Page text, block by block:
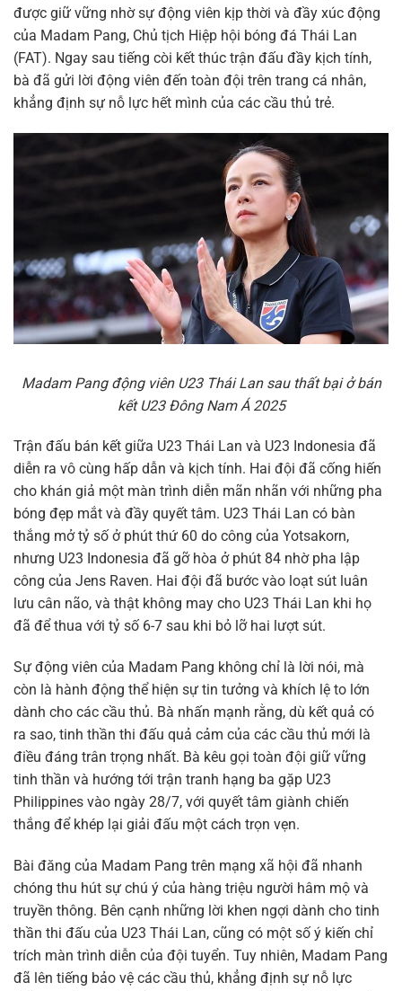
được giữ vững nhờ sự động viên kịp thời và đầy xúc động
của Madam Pang, Chủ tịch Hiệp hội bóng đá Thái Lan
(FAT). Ngay sau tiếng còi kết thúc trận đấu đầy kịch tính,
bà đã gửi lời động viên đến toàn đội trên trang cá nhân,
khẳng định sự nỗ lực hết mình của các cầu thủ trẻ.
Madam Pang động viên U23 Thái Lan sau thất bại ở bán
kết U23 Đông Nam Á 2025
Trận đấu bán kết giữa U23 Thái Lan và U23 Indonesia đã
diễn ra vô cùng hấp dẫn và kịch tính. Hai đội đã cống hiến
cho khán giả một màn trình diễn mãn nhãn với những pha
bóng đẹp mắt và đầy quyết tâm. U23 Thái Lan có bàn
thắng mở tỷ số ở phút thứ 60 do công của Yotsakorn,
nhưng U23 Indonesia đã gỡ hòa ở phút 84 nhờ pha lập
công của Jens Raven. Hai đội đã bước vào loạt sút luân
lưu cân não, và thật không may cho U23 Thái Lan khi họ
đã để thua với tỷ số 6-7 sau khi bỏ lỡ hai lượt sút.
Sự động viên của Madam Pang không chỉ là lời nói, mà
còn là hành động thể hiện sự tin tưởng và khích lệ to lớn
dành cho các cầu thủ. Bà nhấn mạnh rằng, dù kết quả có
ra sao, tinh thần thi đấu quả cảm của các cầu thủ mới là
điều đáng trân trọng nhất. Bà kêu gọi toàn đội giữ vững
tinh thần và hướng tới trận tranh hạng ba gặp U23
Philippines vào ngày 28/7, với quyết tâm giành chiến
thắng để khép lại giải đấu một cách trọn vẹn.
Bài đăng của Madam Pang trên mạng xã hội đã nhanh
chóng thu hút sự chú ý của hàng triệu người hâm mộ và
truyền thông. Bên cạnh những lời khen ngợi dành cho tinh
thần thi đấu của U23 Thái Lan, cũng có một số ý kiến chỉ
trích màn trình diễn của đội tuyển. Tuy nhiên, Madam Pang
đã lên tiếng bảo vệ các cầu thủ, khẳng định sự nỗ lực